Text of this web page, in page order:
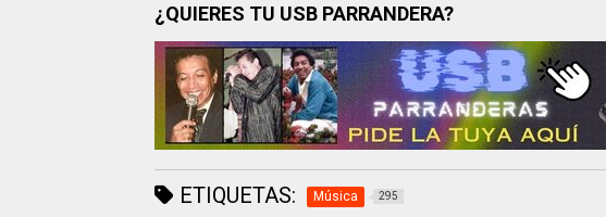
¿QUIERES TU USB PARRANDERA?
ETIQUETAS: Música 295